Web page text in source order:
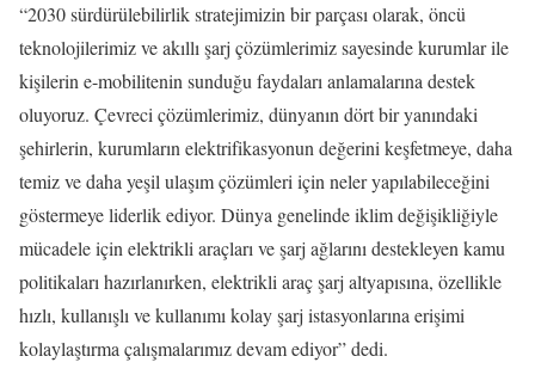
“2030 sürdürülebilirlik stratejimizin bir parçası olarak, öncü
teknolojilerimiz ve akıllı şarj çözümlerimiz sayesinde kurumlar ile
kişilerin e-mobilitenin sunduğu faydaları anlamalarına destek
oluyoruz. Çevreci çözümlerimiz, dünyanın dört bir yanındaki
şehirlerin, kurumların elektrifikasyonun değerini keşfetmeye, daha
temiz ve daha yeşil ulaşım çözümleri için neler yapılabileceğini
göstermeye liderlik ediyor. Dünya genelinde iklim değişikliğiyle
mücadele için elektrikli araçları ve şarj ağlarını destekleyen kamu
politikaları hazırlanırken, elektrikli araç şarj altyapısına, özellikle
hızlı, kullanışlı ve kullanımı kolay şarj istasyonlarına erişimi
kolaylaştırma çalışmalarımız devam ediyor” dedi.